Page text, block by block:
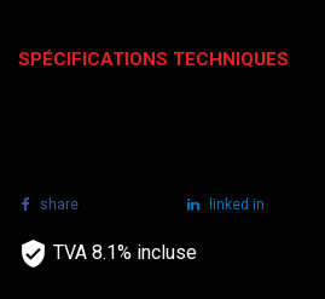
SPÉCIFICATIONS TECHNIQUES
share linked in
TVA 8.1% incluse